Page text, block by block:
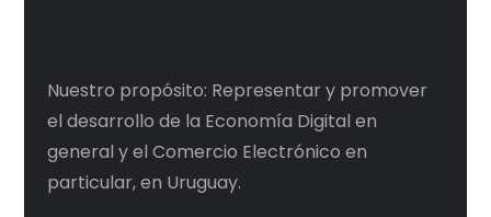
Nuestro propósito: Representar y promover
el desarrollo de la Economía Digital en
general y el Comercio Electrónico en
particular, en Uruguay.